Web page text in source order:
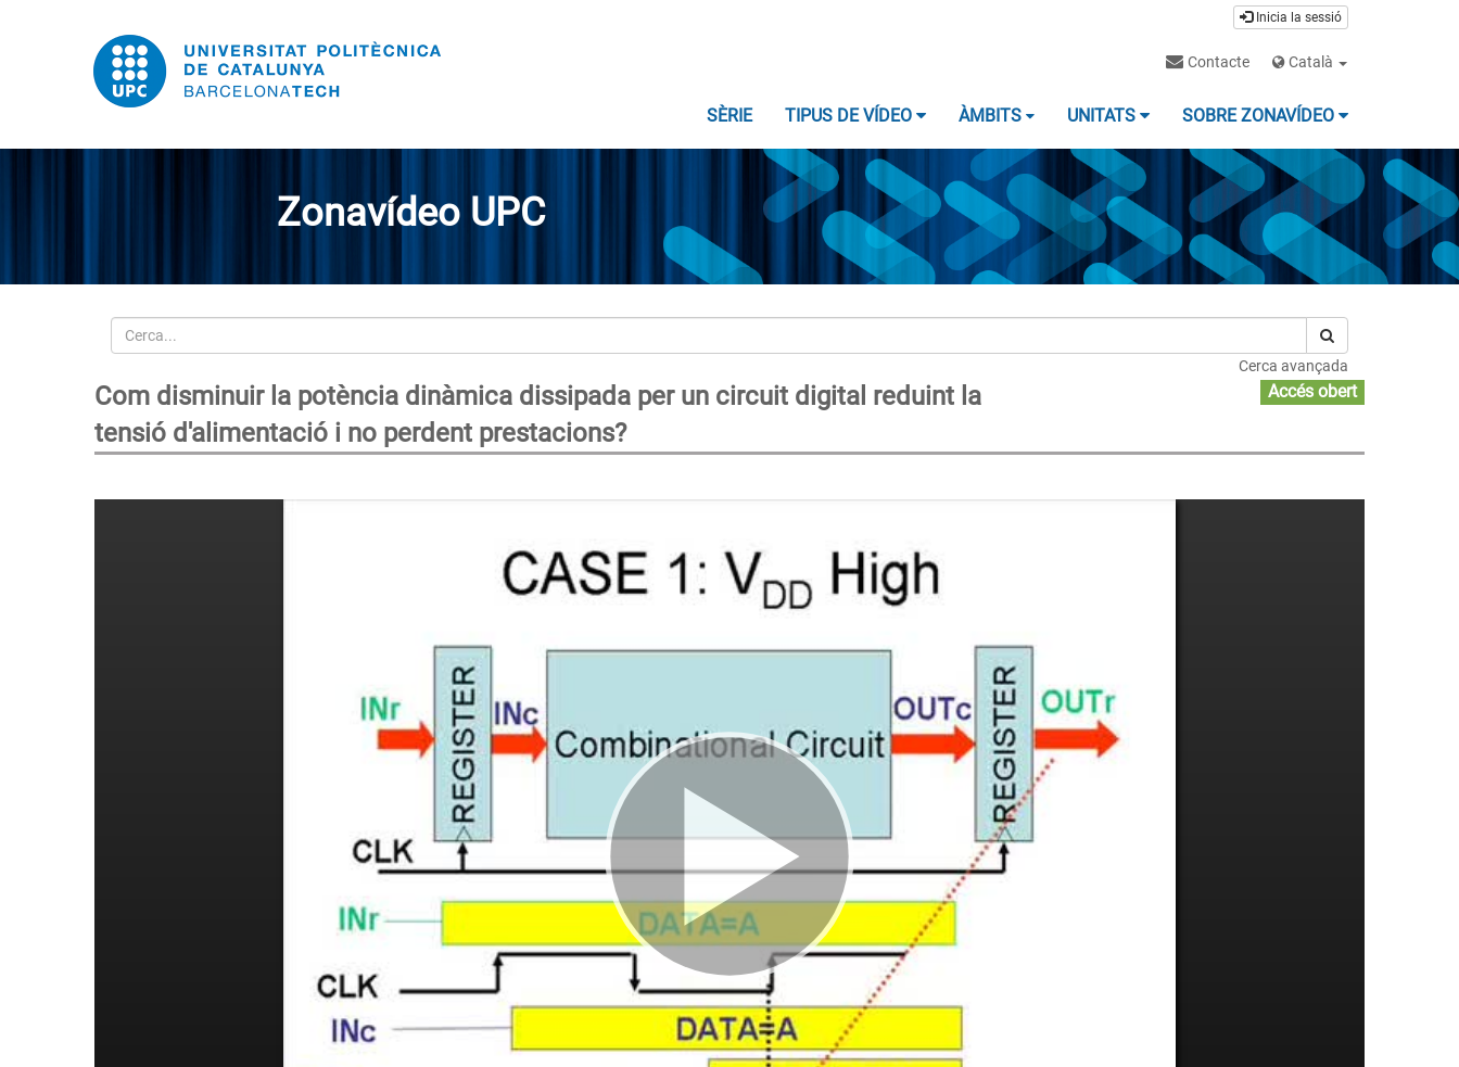
Inicia la sessió
Contacte Català
SÈRIE TIPUS DE VÍDEO ÀMBITS UNITATS SOBRE ZONAVÍDEO
Zonavídeo UPC
Cerca
Cerca avançada
Com disminuir la potència dinàmica dissipada per un circuit digital reduint la
tensió d'alimentació i no perdent prestacions?
Accés obert